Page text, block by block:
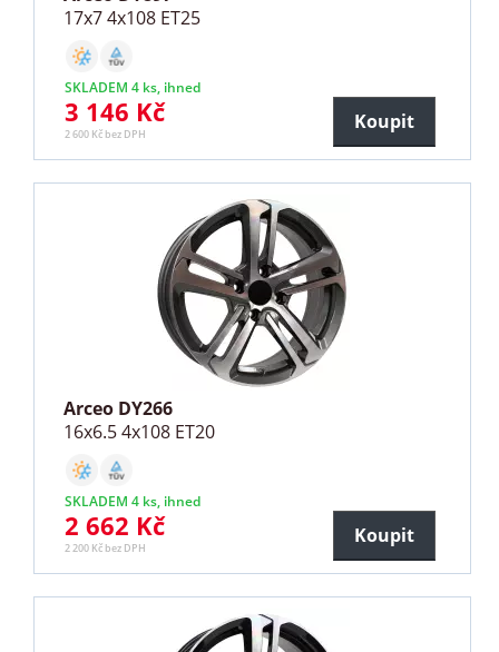
17x7 4x108 ET25
SKLADEM 4 ks, ihned
3 146 Kč
2 600 Kč bez DPH
Koupit
Arceo DY266
16x6.5 4x108 ET20
SKLADEM 4 ks, ihned
2 662 Kč
2 200 Kč bez DPH
Koupit